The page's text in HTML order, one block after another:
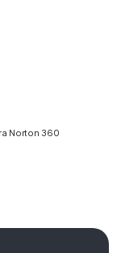
Norton 360